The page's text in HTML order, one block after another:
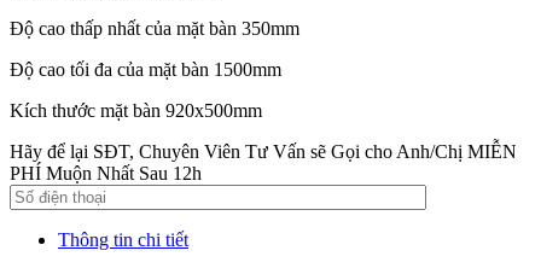
Độ cao thấp nhất của mặt bàn 350mm
Độ cao tối đa của mặt bàn 1500mm
Kích thước mặt bàn 920x500mm
Hãy để lại SĐT, Chuyên Viên Tư Vấn sẽ Gọi cho Anh/Chị MIỄN
PHÍ Muộn Nhất Sau 12h
Thông tin chi tiết